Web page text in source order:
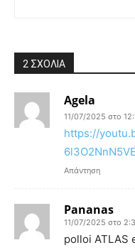
2 ΣΧΟΛΙΑ
Agela
11/07/2025 στο
https://
Απάντηση
Pananas
11/07/2025 στο
polloi ATLAS